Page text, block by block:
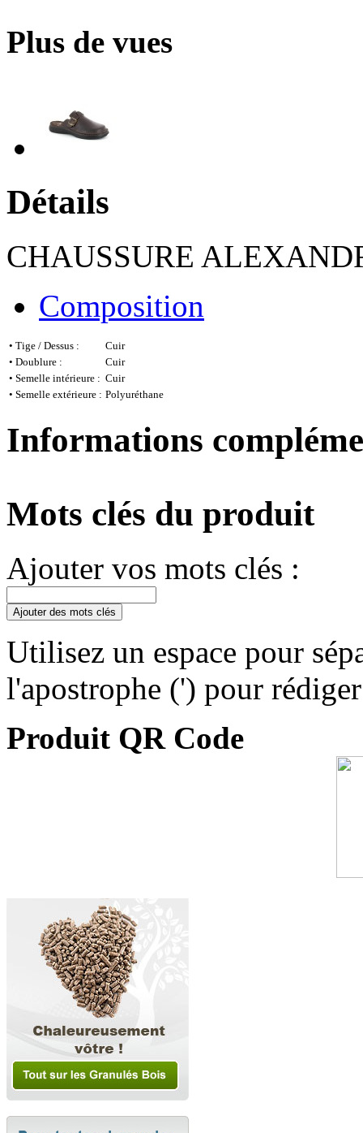
Plus de vues
Détails
CHAUSSURE
Composition
• Tige / Dessus :
Cuir
• Doublure :
Cuir
• Semelle intérieure : Cuir
• Semelle extérieure : Polyuréthane
Informations
Mots clés du produit
Ajouter vos mots clés :
Ajouter des mots clés
Utilisez un espace pour
l'apostrophe (') pour
Produit QR Code